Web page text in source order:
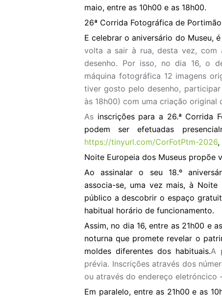
maio, entre as 10h00 e as 18h00.
26ª Corrida Fotográfica de
E celebrar o aniversário do Museu,
volta a sair à rua, desta vez,
desenho. Por isso, no dia 16, o
máquina fotográfica 12 imagens
tiver gosto pelo desenho, participar
às 18h00) com uma criação original
As inscrições para a 26.ª Corrida
podem ser efetuadas
https://tinyurl.com/CorFotPtm-2026,
Noite Europeia dos Museus propõe
Ao assinalar o seu 18.º
associa-se, uma vez mais, à
público a descobrir o espaço
habitual horário de funcionamento.
Assim, no dia 16, entre as 21h00 e
noturna que promete revelar o
moldes diferentes dos habituais.A
prévia. Inscrições através dos
ou através do endereço eletróncico
Em paralelo, entre as 21h00 e as